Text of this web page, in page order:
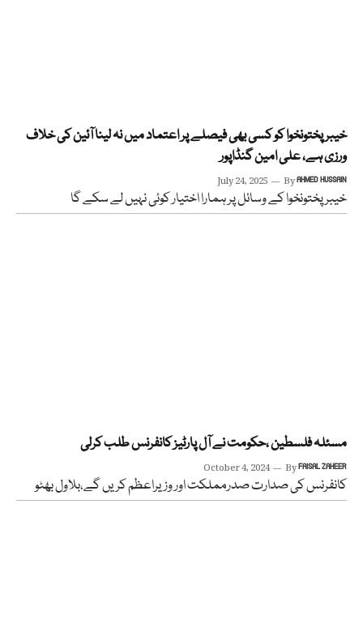
خیبر پختونخوا کو کسی بھی فیصلے پر اعتماد میں نہ لینا آئین کی خلاف
ورزی ہے، علی امین گنڈاپور
July 24, 2025 ByAHMED HUSSAIN
خیبر پختونخوا کے وسائل پر ہمارا اختیار کوئی نہیں لے سکے گا
مسئلہ فلسطین ،حکومت نے آل پارٹیز کانفرنس طلب کرلی
October 4, 2024 ByFAISAL ZAHEER
کانفرنس کی صدارت صدرمملکت اور وزیراعظم کریں گے،بلاول بھٹو